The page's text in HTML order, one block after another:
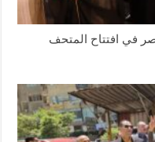
في افتتاح المتحف